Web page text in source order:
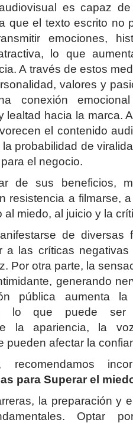
es capaz
que el texto escrito no
emociones,
lo que
A través de estos
valores y
conexión
lealtad hacia la marca.
el contenido
probabilidad de
el negocio.
de sus beneficios,
resistencia a filmarse,
miedo, al juicio y la
de diversas
a las críticas
Por otra parte, la
generando
pública aumenta la
lo que puede ser
la apariencia, la
pueden afectar la
recomendamos
para Superar el
la preparación y
Optar